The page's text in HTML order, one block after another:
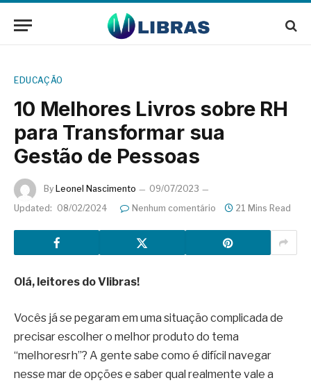
EDUCAÇÃO
10 Melhores Livros sobre RH
para Transformar sua
Gestão de Pessoas
By Leonel Nascimento
09/07/2023
Updated: 08/02/2024 Nenhum comentário 21 Mins Read
Olá, leitores do Vlibras!
Vocês já se pegaram em uma situação complicada de
precisar escolher o melhor produto do tema
“melhoresrh”? A gente sabe como é difícil navegar
nesse mar de opções e saber qual realmente vale a